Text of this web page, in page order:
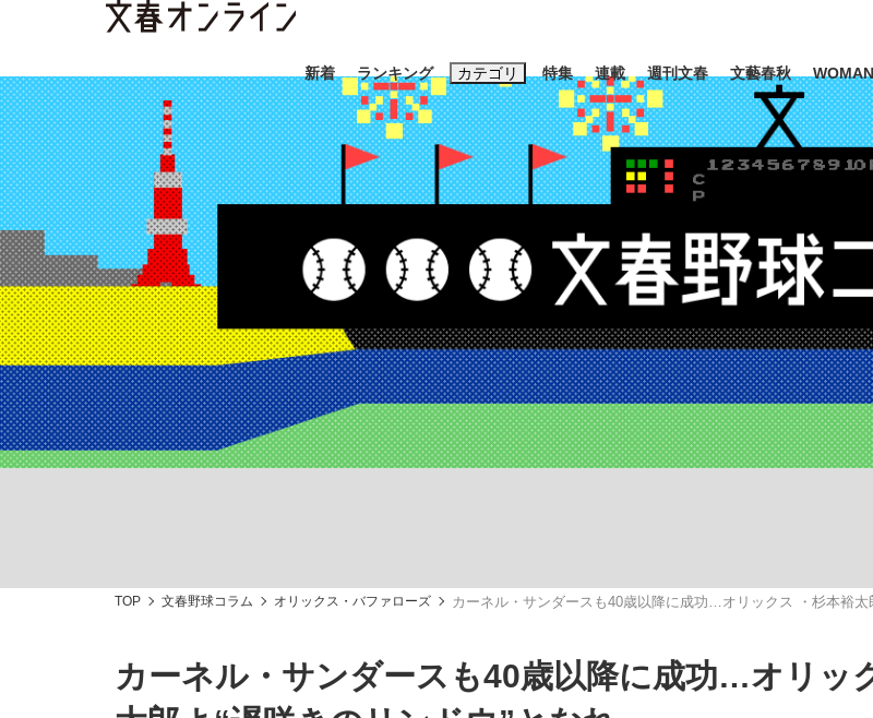
新着 ランキング カテゴリ
スクープ ニュース エンタメ ライフ ビジ
「90%は失敗する。でも…」本田圭佑が初めて明かした日本代表監督に... 「最悪の空
「敗因分析は一切聞かれなかった」侍ジャパン選手が証言した“NPB聞... 「クマが悪
特集
終戦から81年
キングの誕生を、目撃せよ。
連載 週刊文春 文藝春秋 WOMAN
キーワード入力
おすすめのキーワードタグ一覧
#藤田晋 #三山凌輝 #高市早苗 #後藤真希 #森岡毅 #城彰二
#玉木雄一郎
#亀和田武
TOP 文春野球コラム オリックス・バファローズ カーネル・サンダースも40歳以降に成功…オリックス ・杉本裕太
カーネル・サンダースも40歳以降に成功…オリッ